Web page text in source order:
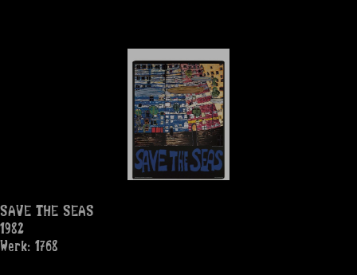
SAVE THE SEAS
1982
Werk: 1768